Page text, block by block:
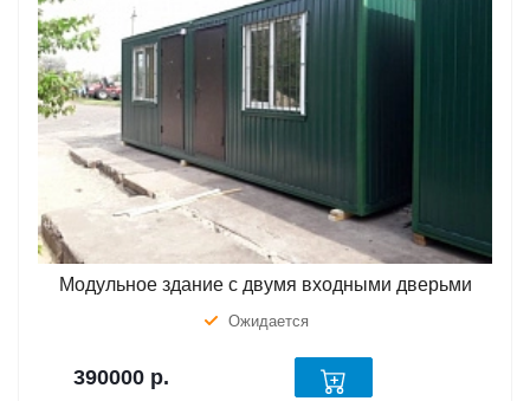
Модульное здание с двумя входными дверьми
Ожидается
390000 р.